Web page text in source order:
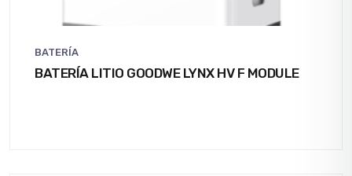
BATERÍA
BATERÍA LITIO GOODWE LYNX HV F MODULE